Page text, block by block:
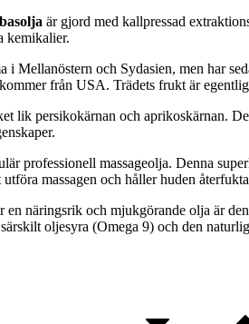
är gjord med kallpressad
kemikalier.
i Mellanöstern och Sydasien, men har
från USA. Trädets frukt är
lik persikokärnan och aprikoskärnan.
professionell massageolja. Denna
massagen och håller huden
en näringsrik och mjukgörande olja är
oljesyra (Omega 9) och den